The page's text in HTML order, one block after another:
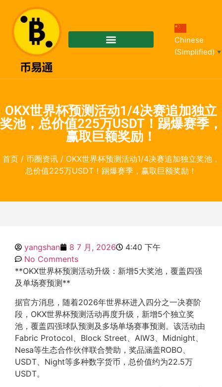
Chinese
(Simplified)
▼
OKX世界杯预测活动1/4决赛追加独立
奖池，总价值225万USDT！踢爆赛季，
赢取巨额奖励！
首页/ 币圈资讯/ OKX世界杯预测活动1/4决赛追加独立奖池，
总价值225万USDT！踢爆赛季，赢取巨额奖励！
yangshan 8 7 月, 2026
4:40 下午
No Comments
**OKX世界杯预测活动升级：新增5大奖池，覆盖四强
及单场赛预测**
据官方消息，随着2026年世界杯进入四分之一决赛阶
段，OKX世界杯预测活动再度升级，新增5个独立奖
池，覆盖四强球队预测及多场单场赛事预测。该活动由
Fabric Protocol、Block Street、AIW3、Midnight、
Nesa等生态合作伙伴联合赞助，奖品涵盖ROBO、
USDT、Night等多种数字货币，总价值约为22.5万
USDT。